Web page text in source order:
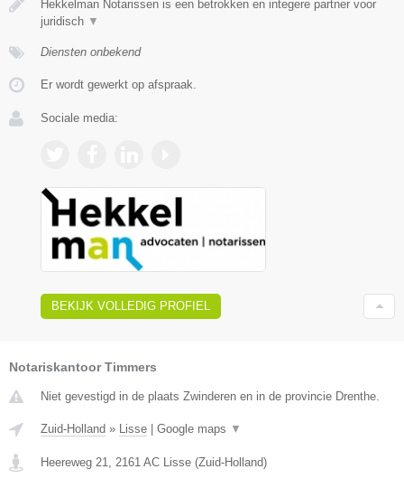
Hekkelman Notarissen is een betrokken en integere partner voor
juridisch ▼
Diensten onbekend
Er wordt gewerkt op afspraak.
Sociale media:
BEKIJK VOLLEDIG PROFIEL
Notariskantoor Timmers
Niet gevestigd in de plaats Zwinderen en in de provincie Drenthe.
Zuid-Holland » Lisse Google maps ▼
Heereweg 21, 2161 AC Lisse (Zuid-Holland)